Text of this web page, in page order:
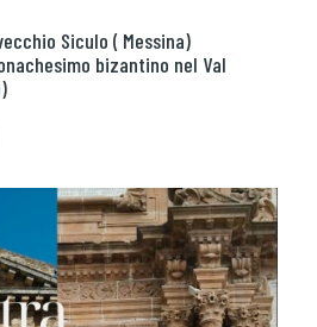
Siculo ( Messina)
bizantino nel Val